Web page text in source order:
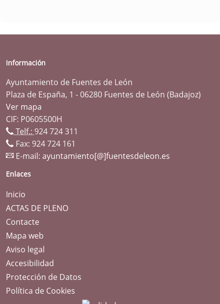
Información
Ayuntamiento de Fuentes de León
Plaza de España, 1 - 06280 Fuentes de León (Badajoz)
Ver mapa
CIF: P0605500H
Telf.: 924 724 311
Fax: 924 724 161
E-mail: ayuntamiento[@]fuentesdeleon.es
Enlaces
Inicio
ACTAS DE PLENO
Contacte
Mapa web
Aviso legal
Accesibilidad
Protección de Datos
Política de Cookies